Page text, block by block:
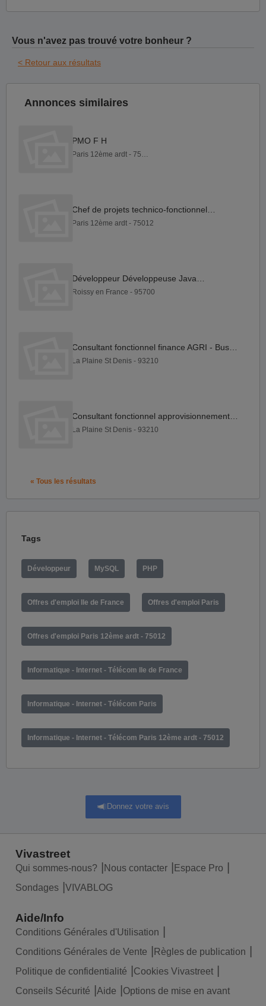
Vous n'avez pas trouvé votre bonheur ?
< Retour aux résultats
Annonces similaires
PMO F H
Paris 12ème ardt - 75012
Paris 12ème ardt - 75012
Roissy en France - 95700
La Plaine St Denis - 93210
La Plaine St Denis - 93210
« Tous les résultats
Tags
Développeur MySQL PHP
Offres d'emploi Ile de France Offres d'emploi Paris
Offres d'emploi Paris 12ème ardt - 75012
Informatique - Internet - Télécom Ile de France
Informatique - Internet - Télécom Paris
Informatique - Internet - Télécom Paris 12ème ardt - 75012
Donnez votre avis
Vivastreet
Qui sommes-nous? Nous contacter
Espace Pro
Sondages
VIVABLOG
Aide/Info
Conditions Générales d'Utilisation
Conditions Générales de Vente
Règles de publication
Politique de confidentialité
Cookies Vivastreet
Conseils Sécurité
Aide Options de mise en avant